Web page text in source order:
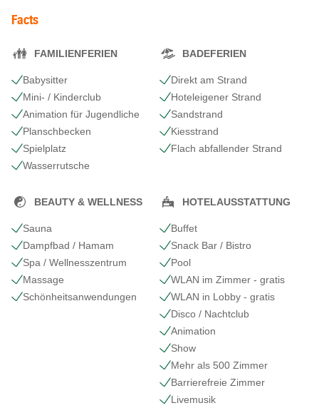
Facts
FAMILIENFERIEN
Babysitter
Mini- / Kinderclub
Animation für Jugendliche
Planschbecken
Spielplatz
Wasserrutsche
BADEFERIEN
Direkt am Strand
Hoteleigener Strand
Sandstrand
Kiesstrand
Flach abfallender Strand
BEAUTY & WELLNESS
Sauna
Dampfbad / Hamam
Spa / Wellnesszentrum
Massage
Schönheits​anwendungen
HOTELAUSSTATTUNG
Buffet
Snack Bar / Bistro
Pool
WLAN im Zimmer - gratis
WLAN in Lobby - gratis
Disco / Nachtclub
Animation
Show
Mehr als 500 Zimmer
Barrierefreie Zimmer
Livemusik